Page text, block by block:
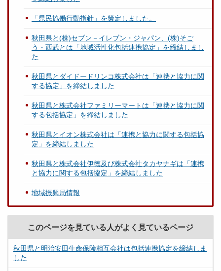
「県民協働行動指針」を策定しました。
秋田県と(株)セブン－イレブン・ジャパン、(株)そご
う・西武とは「地域活性化包括連携協定」を締結しまし
た
秋田県とダイドードリンコ株式会社は「連携と協力に関
する協定」を締結しました
秋田県と株式会社ファミリーマートは「連携と協力に関
する包括協定」を締結しました
秋田県とイオン株式会社は「連携と協力に関する包括協
定」を締結しました
秋田県と株式会社伊徳及び株式会社タカヤナギは「連携
と協力に関する包括協定」を締結しました
地域振興局情報
このページを見ている人がよく見ているページ
秋田県と明治安田生命保険相互会社は包括連携協定を締結しま
した